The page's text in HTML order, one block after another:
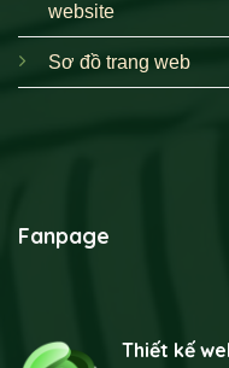
website
Sơ đồ trang web
Fanpage
Thiết kế